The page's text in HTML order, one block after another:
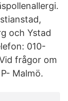
och Ystad
010-
frågor om
Malmö.